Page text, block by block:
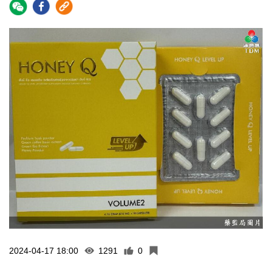
2024-04-17 18:00 1291 0